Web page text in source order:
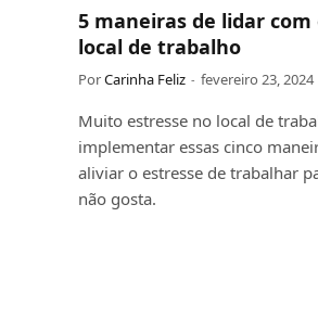
5 maneiras de lidar com
local de trabalho
PorCarinha Feliz fevereiro 23, 2024
Muito estresse no local de
implementar essas cinco
aliviar o estresse de trabalhar
não gosta.